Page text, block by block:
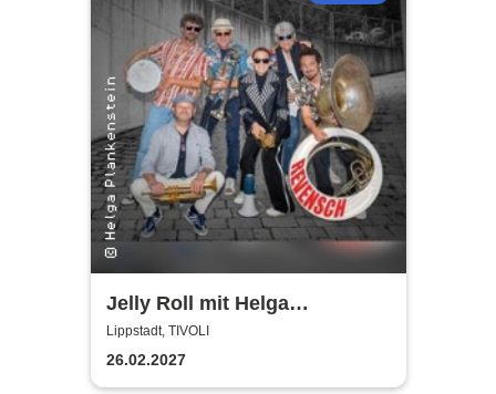
Jelly Roll mit Helga
Plankenstein | Jazzclub
Lippstadt
Lippstadt, TIVOLI
26.02.2027